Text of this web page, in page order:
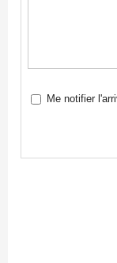
Me notifier